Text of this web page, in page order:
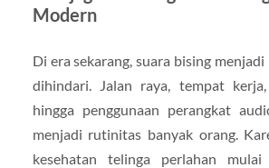
Modern
Di era sekarang, suara bising
dihindari. Jalan raya, tempat
hingga penggunaan perangkat
menjadi rutinitas banyak orang.
kesehatan telinga perlahan mulai